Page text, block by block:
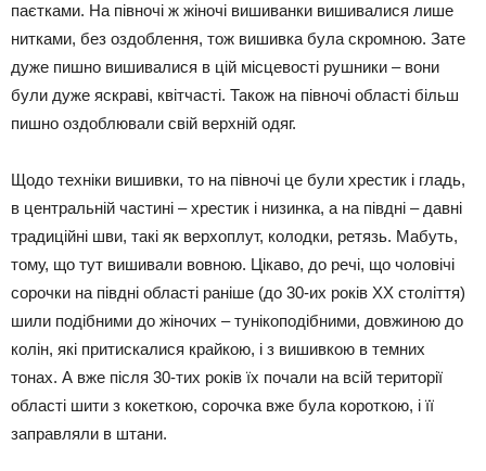
паєтками. На півночі ж жіночі вишиванки вишивалися лише
нитками, без оздоблення, тож вишивка була скромною. Зате
дуже пишно вишивалися в цій місцевості рушники – вони
були дуже яскраві, квітчасті. Також на півночі області більш
пишно оздоблювали свій верхній одяг.
Щодо техніки вишивки, то на півночі це були хрестик і гладь,
в центральній частині – хрестик і низинка, а на півдні – давні
традиційні шви, такі як верхоплут, колодки, ретязь. Мабуть,
тому, що тут вишивали вовною. Цікаво, до речі, що чоловічі
сорочки на півдні області раніше (до 30-их років ХХ століття)
шили подібними до жіночих – тунікоподібними, довжиною до
колін, які притискалися крайкою, і з вишивкою в темних
тонах. А вже після 30-тих років їх почали на всій території
області шити з кокеткою, сорочка вже була короткою, і її
заправляли в штани.